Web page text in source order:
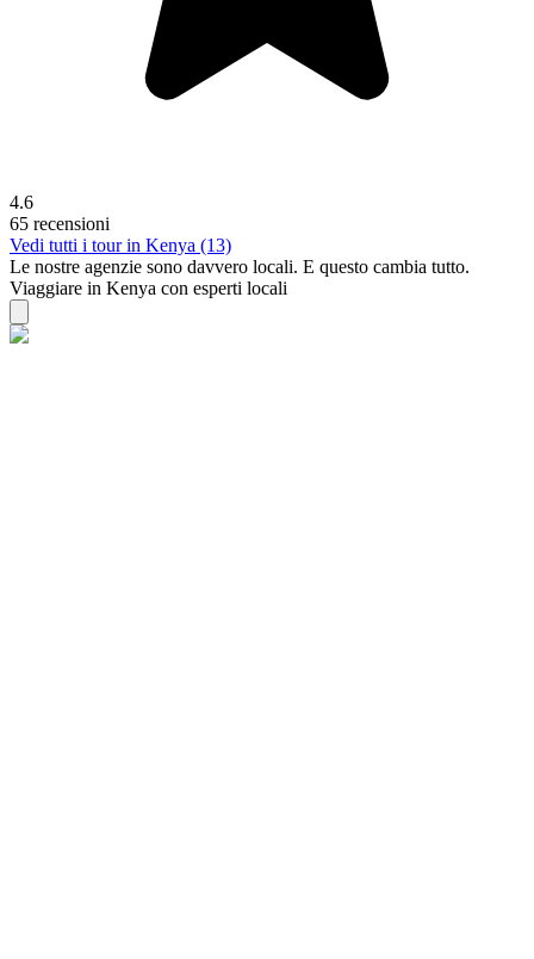
4.6
65 recensioni
Vedi tutti i tour in Kenya (13)
Le nostre agenzie sono davvero locali. E questo cambia tutto.
Viaggiare in Kenya con esperti locali